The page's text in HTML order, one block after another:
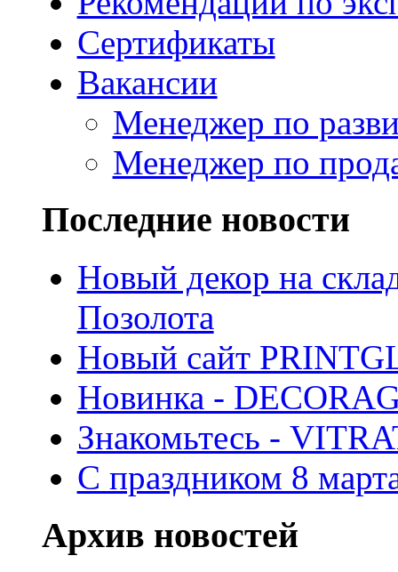
Сертификаты
Вакансии
Менеджер по
Менеджер по
Последние новости
Новый декор на
Позолота
Новый сайт
Новинка -
Знакомьтесь -
С праздником 8
Архив новостей